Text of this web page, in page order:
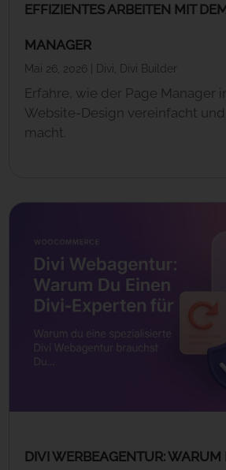
EFFIZIENTES ARBEITEN MIT
MANAGER
Mai 26, 2026 Divi Divi Builder
Erfahre, wie der Page Manager
Website-Design vereinfacht
macht.
DIVI WERBEAGENTUR: